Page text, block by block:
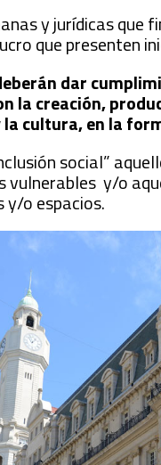
y jurídicas
que presenten
dar
la creación,
cultura, en la
social”
vulnerables y/o
y/o espacios.